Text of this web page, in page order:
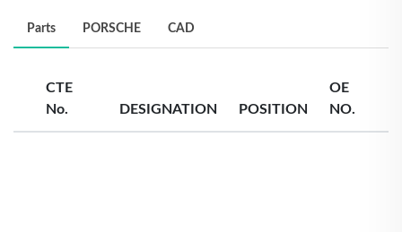
Parts PORSCHE CAD
CTE
No.
DESIGNATION POSITION
OE
NO.